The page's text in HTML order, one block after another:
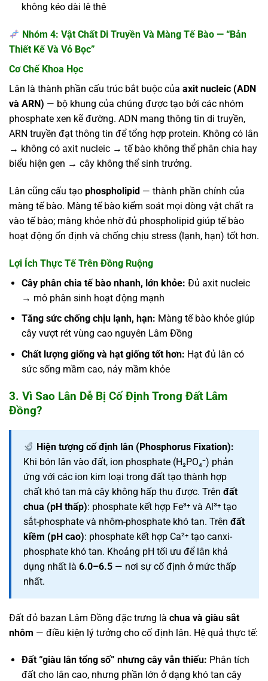
không kéo dài lê thê
Nhóm 4: Vật Chất Di Truyền Và Màng Tế Bào — “Bản
Thiết Kế Và Vỏ Bọc”
Cơ Chế Khoa Học
Lân là thành phần cấu trúc bắt buộc của axit nucleic (ADN
và ARN) — bộ khung của chúng được tạo bởi các nhóm
phosphate xen kẽ đường. ADN mang thông tin di truyền,
ARN truyền đạt thông tin để tổng hợp protein. Không có lân
→ không có axit nucleic → tế bào không thể phân chia hay
biểu hiện gen → cây không thể sinh trưởng.
Lân cũng cấu tạo phospholipid — thành phần chính của
màng tế bào. Màng tế bào kiểm soát mọi dòng vật chất ra
vào tế bào; màng khỏe nhờ đủ phospholipid giúp tế bào
hoạt động ổn định và chống chịu stress (lạnh, hạn) tốt hơn.
Lợi Ích Thực Tế Trên Đồng Ruộng
Cây phân chia tế bào nhanh, lớn khỏe: Đủ axit nucleic
→ mô phân sinh hoạt động mạnh
Tăng sức chống chịu lạnh, hạn: Màng tế bào khỏe giúp
cây vượt rét vùng cao nguyên Lâm Đồng
Chất lượng giống và hạt giống tốt hơn: Hạt đủ lân có
sức sống mầm cao, nảy mầm khỏe
3. Vì Sao Lân Dễ Bị Cố Định Trong Đất Lâm
Đồng?
Hiện tượng cố định lân (Phosphorus Fixation):
Khi bón lân vào đất, ion phosphate (H₂PO₄⁻) phản
ứng với các ion kim loại trong đất tạo thành hợp
chất khó tan mà cây không hấp thu được. Trên đất
chua (pH thấp): phosphate kết hợp Fe³⁺ và Al³⁺ tạo
sắt-phosphate và nhôm-phosphate khó tan. Trên đất
kiềm (pH cao): phosphate kết hợp Ca²⁺ tạo canxi-
phosphate khó tan. Khoảng pH tối ưu để lân khả
dụng nhất là 6.0–6.5 — nơi sự cố định ở mức thấp
nhất.
Đất đỏ bazan Lâm Đồng đặc trưng là chua và giàu sắt
nhôm — điều kiện lý tưởng cho cố định lân. Hệ quả thực tế:
Đất “giàu lân tổng số” nhưng cây vẫn thiếu: Phân tích
đất cho lân cao, nhưng phần lớn ở dạng khó tan cây